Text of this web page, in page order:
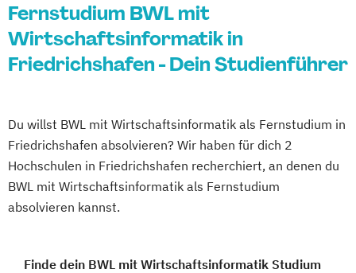
Fernstudium BWL mit
Wirtschaftsinformatik in
Friedrichshafen - Dein Studienführer
Du willst BWL mit Wirtschaftsinformatik als Fernstudium in
Friedrichshafen absolvieren? Wir haben für dich 2
Hochschulen in Friedrichshafen recherchiert, an denen du
BWL mit Wirtschaftsinformatik als Fernstudium
absolvieren kannst.
Finde dein BWL mit Wirtschaftsinformatik Studium